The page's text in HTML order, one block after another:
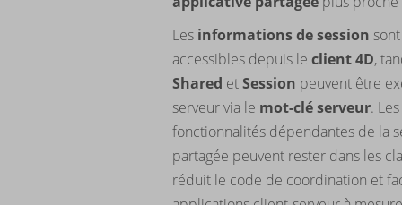
Les informations de session
accessibles depuis le client 4D,
Shared etSession peuvent être
serveur via le mot-clé serveur.
fonctionnalités dépendantes de la
partagée peuvent rester dans les
réduit le code de coordination et